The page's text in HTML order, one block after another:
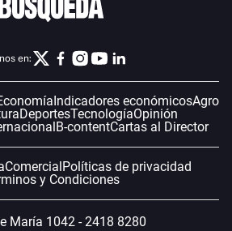
en:
Indicadores económicosAgro
DeportesTecnologíaOpinión
B-contentCartas al Director
ComercialPolíticas de privacidad
y Condiciones
María 1042 - 2418 8280